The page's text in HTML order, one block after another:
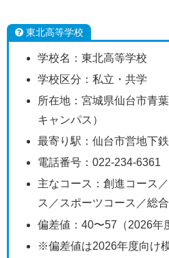
東北高等学校
学校名：東北高等学校
学校区分：私立・共学
所在地：宮城県仙台市青
キャンパス）
最寄り駅：仙台市営地下
電話番号：022-234-6361
主なコース：創進コース
ス／スポーツコース／総
偏差値：40〜57（2026年
※偏差値は2026年度向け